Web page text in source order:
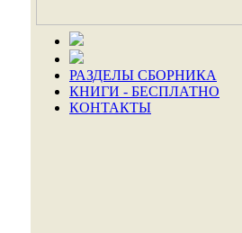
РАЗДЕЛЫ СБОРНИКА
КНИГИ - БЕСПЛАТНО
КОНТАКТЫ